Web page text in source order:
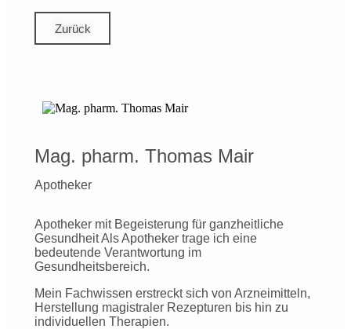
Zurück
Mag. pharm. Thomas Mair
Apotheker
Apotheker mit Begeisterung für ganzheitliche
Gesundheit Als Apotheker trage ich eine
bedeutende Verantwortung im
Gesundheitsbereich.
Mein Fachwissen erstreckt sich von Arzneimitteln,
Herstellung magistraler Rezepturen bis hin zu
individuellen Therapien.